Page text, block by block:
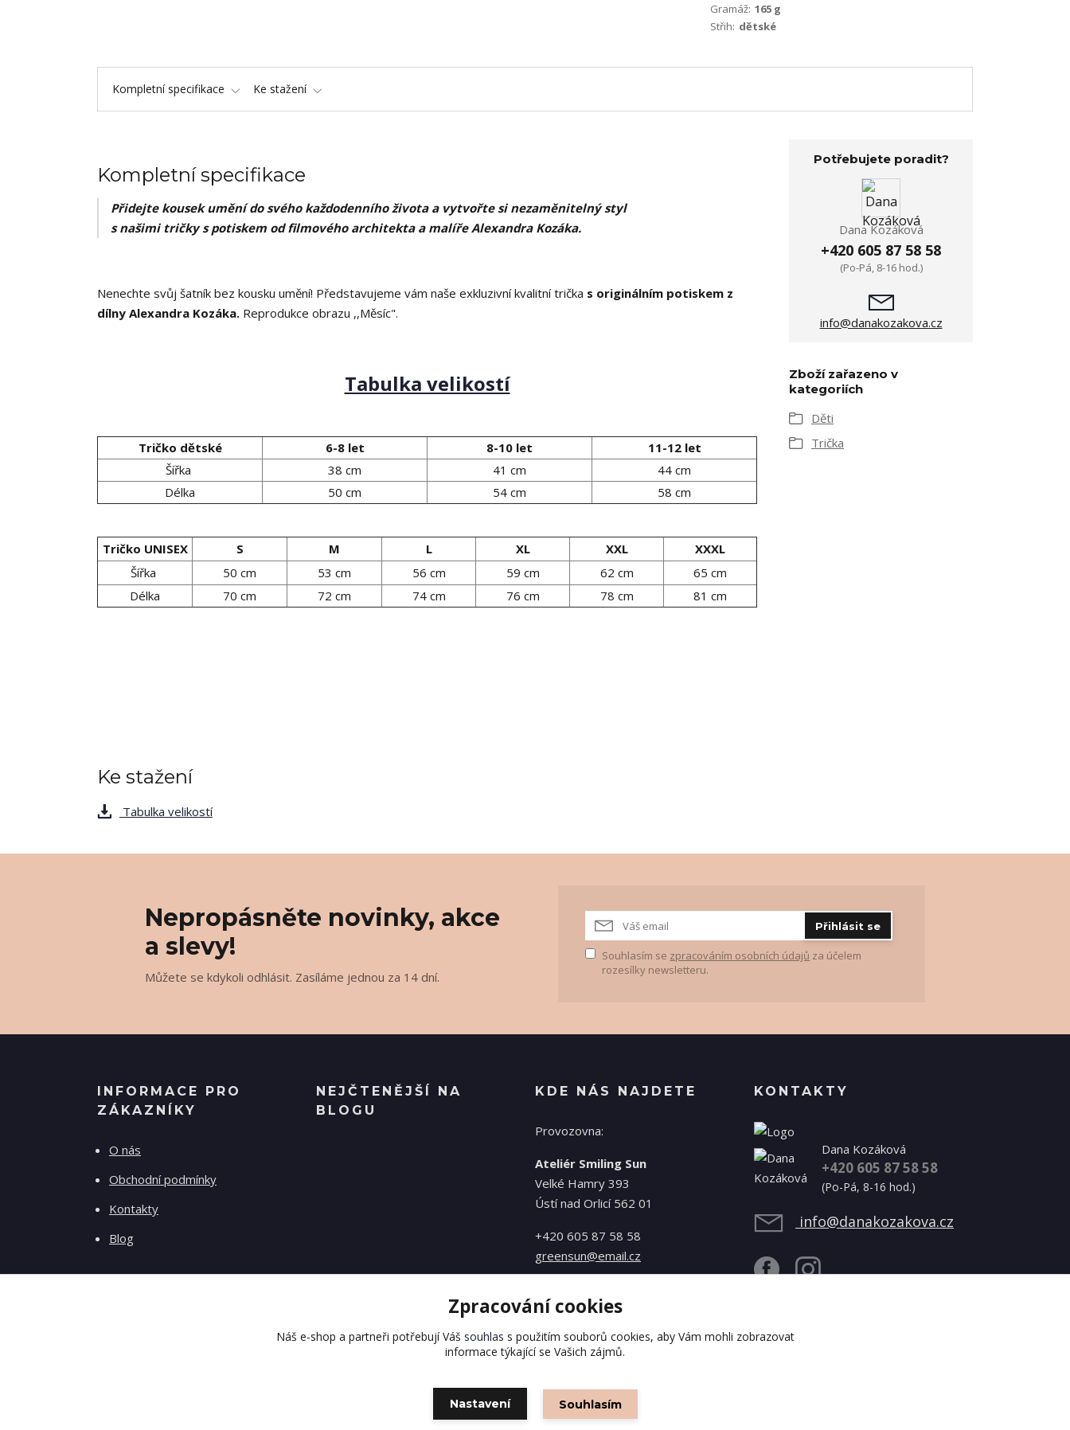
Gramáž: 165 g
Střih: dětské
Kompletní specifikace Ke stažení
Kompletní specifikace
Přidejte kousek umění do svého každodenního života a vytvořte si nezaměnitelný styl
s našimi tričky s potiskem od filmového architekta a malíře Alexandra Kozáka.
Nenechte svůj šatník bez kousku umění! Představujeme vám naše exkluzivní kvalitní trička s originálním potiskem z
dílny Alexandra Kozáka. Reprodukce obrazu ,,Měsíc".
Tabulka velikostí
Tričko dětské 6-8 let 8-10 let
11-12 let
Šířka
38 cm 41 cm
44 cm
Délka
50 cm 54 cm 58 cm
Tričko UNISEX S M L XL XXL
XXXL
Šířka
50 cm 53 cm 56 cm 59 cm 62 cm
65 cm
Délka
70 cm 72 cm 74 cm 76 cm 78 cm 81 cm
Potřebujete poradit?
Dana Kozáková
+420 605 87 58 58
(Po-Pá, 8-16 hod.)
info@danakozakova.cz
Zboží zařazeno v
kategoriích
Děti
Trička
Ke stažení
Tabulka velikostí
Nepropásněte novinky, akce
a slevy!
Můžete se kdykoli odhlásit. Zasíláme jednou za 14 dní.
Přihlásit se
Souhlasím se zpracováním osobních údajů za účelem
rozesílky newsletteru.
INFORMACE PRO
ZÁKAZNÍKY
O nás
Obchodní podmínky
Kontakty
Blog
NEJČTENĚJŠÍ NA
BLOGU
KDE NÁS NAJDETE
Provozovna:
Ateliér Smiling Sun
Velké Hamry 393
Ústí nad Orlicí 562 01
+420 605 87 58 58
greensun@email.cz
KONTAKTY
Dana Kozáková
+420 605 87 58 58
(Po-Pá, 8-16 hod.)
info@danakozakova.cz
Vytvořeno na
Zpracování cookies
Náš e-shop a partneři potřebují Váš souhlas s použitím souborů cookies, aby Vám mohli zobrazovat
informace týkající se Vašich zájmů.
Nastavení Souhlasím